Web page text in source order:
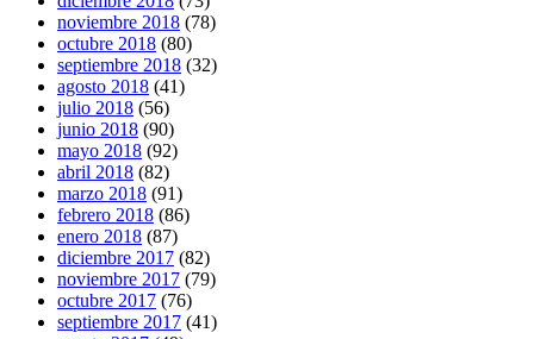
noviembre 2018 (78)
octubre 2018 (80)
septiembre 2018 (32)
agosto 2018 (41)
julio 2018 (56)
junio 2018 (90)
mayo 2018 (92)
abril 2018 (82)
marzo 2018 (91)
febrero 2018 (86)
enero 2018 (87)
diciembre 2017 (82)
noviembre 2017 (79)
octubre 2017 (76)
septiembre 2017 (41)